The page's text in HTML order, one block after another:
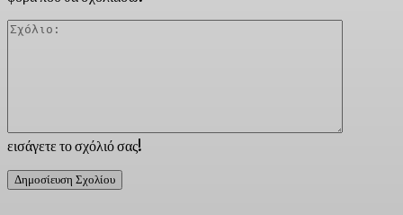
εισάγετε το σχόλιό σας!